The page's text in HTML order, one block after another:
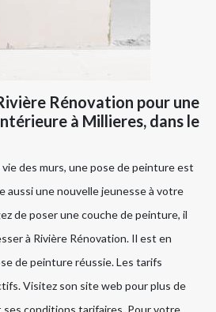
Rénovation pour une
à Millieres, dans le
des murs, une pose de peinture est
aussi une nouvelle jeunesse à votre
de poser une couche de peinture, il
à Rivière Rénovation. Il est en
de peinture réussie. Les tarifs
Visitez son site web pour plus de